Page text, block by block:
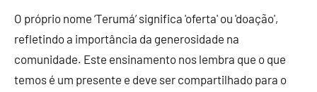
O próprio nome ‘Terumá’ significa 'oferta' ou 'doação',
refletindo a importância da generosidade na
comunidade. Este ensinamento nos lembra que o que
temos é um presente e deve ser compartilhado para o